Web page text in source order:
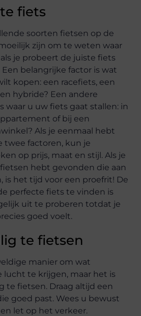
fiets
soorten fietsen op de
zijn om te weten waar
je probeert de juiste fiets
belangrijke factor is wat
kopen: een racefiets, een
hybride? Een andere
waar u uw fiets gaat stallen: in
of bij een
Als je eenmaal hebt
twee factoren, kun je
op prijs, maat en stijl. Als je
hebt gevonden die aan
is het tijd voor een proefrit! De
perfecte fiets te vinden is
uit te proberen totdat je
goed voelt.
te fietsen
manier om wat
lucht te krijgen, maar het is
te fietsen. Draag altijd een
goed past. Wees u bewust
let op het verkeer.